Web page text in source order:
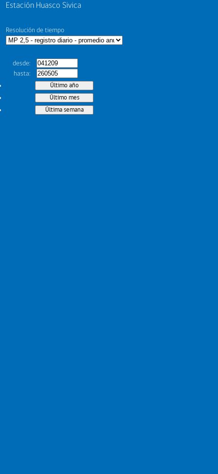
Estación Huasco Sivica
Resolución de tiempo
desde
hasta